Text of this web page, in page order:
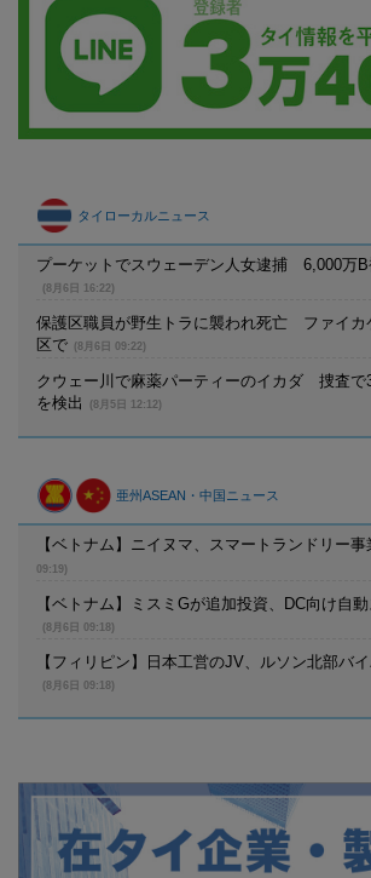
タイローカルニュース
プーケットでスウェーデン人女逮捕 6,000万
(8月6日 16:22)
保護区職員が野生トラに襲われ死亡 ファイカ
区で
(8月6日 09:22)
クウェー川で麻薬パーティーのイカダ 捜査で
を検出
(8月5日 12:12)
亜州ASEAN・中国ニュース
【ベトナム】ニイヌマ、スマートランドリー
09:19)
【ベトナム】ミスミGが追加投資、DC向け自
(8月6日 09:18)
【フィリピン】日本工営のJV、ルソン北部バ
(8月6日 09:18)